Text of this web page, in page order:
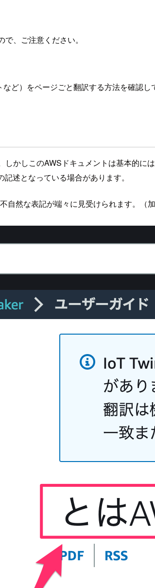
、ご注意ください。
ど）をページごと翻訳する方法を確認し
しかしこのAWSドキュメントは基本的に
述となっている場合があります。
然な表記が端々に見受けられます。（加